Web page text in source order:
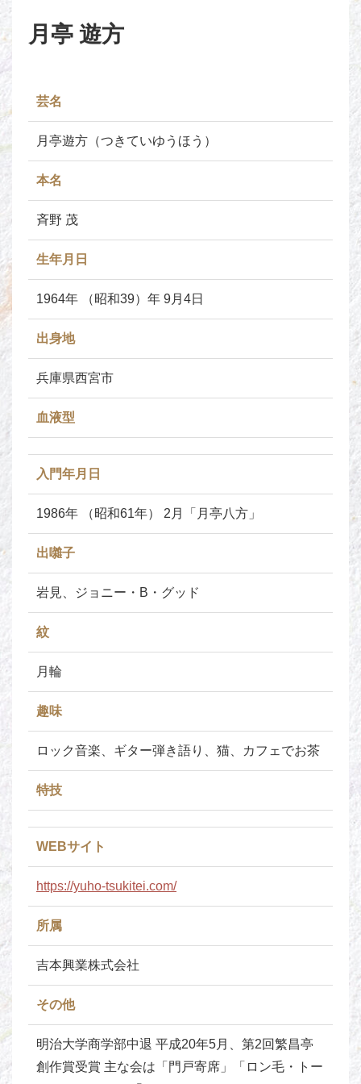
月亭 遊方
芸名
月亭遊方（つきていゆうほう）
本名
斉野 茂
生年月日
1964年 （昭和39）年 9月4日
出身地
兵庫県西宮市
血液型
入門年月日
1986年 （昭和61年） 2月「月亭八方」
出囃子
岩見、ジョニー・B・グッド
紋
月輪
趣味
ロック音楽、ギター弾き語り、猫、カフェでお茶
特技
WEBサイト
https://yuho-tsukitei.com/
所属
吉本興業株式会社
その他
明治大学商学部中退 平成20年5月、第2回繁昌亭
創作賞受賞 主な会は「門戸寄席」「ロン毛・トー